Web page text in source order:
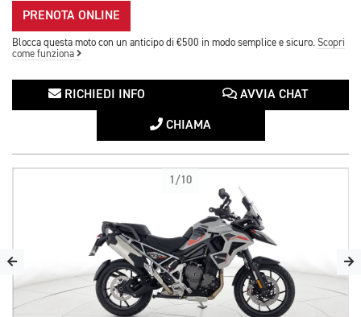
PRENOTA ONLINE
Blocca questa moto con un anticipo di €500 in modo semplice e sicuro. Scopri
come funziona
RICHIEDI INFO AVVIA CHAT
CHIAMA
1/10